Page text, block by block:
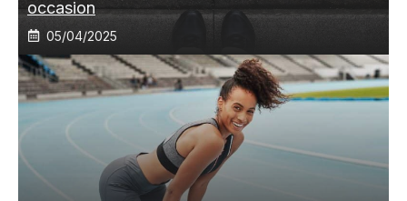
occasion
05/04/2025